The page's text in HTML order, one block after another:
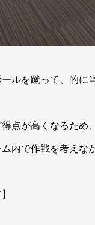
ルを蹴って、的に
点が高くなるため
内で作戦を考えな